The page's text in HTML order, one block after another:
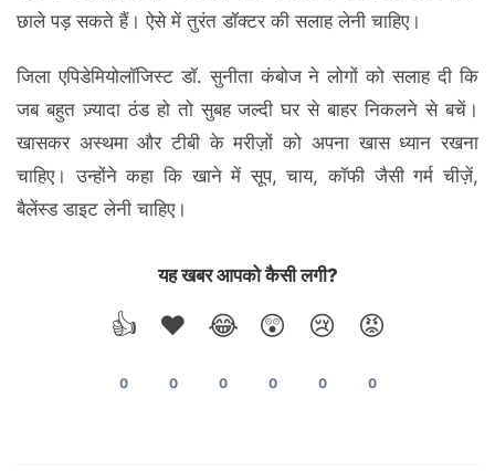
छाले पड़ सकते हैं। ऐसे में तुरंत डॉक्टर की सलाह लेनी चाहिए।
जिला एपिडेमियोलॉजिस्ट डॉ. सुनीता कंबोज ने लोगों को सलाह दी कि
जब बहुत ज़्यादा ठंड हो तो सुबह जल्दी घर से बाहर निकलने से बचें।
खासकर अस्थमा और टीबी के मरीज़ों को अपना खास ध्यान रखना
चाहिए। उन्होंने कहा कि खाने में सूप, चाय, कॉफी जैसी गर्म चीज़ें,
बैलेंस्ड डाइट लेनी चाहिए।
यह खबर आपको कैसी लगी?
👍
0
❤️
0
😂
0
😲
0
😢
0
😡
0